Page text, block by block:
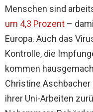
Menschen sind
um 4,3 Prozent –
Europa. Auch das
Kontrolle, die
kommen
Christine
ihrer Uni-Arbeiten